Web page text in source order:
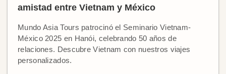
amistad entre Vietnam y México
Mundo Asia Tours patrocinó el Seminario Vietnam-
México 2025 en Hanói, celebrando 50 años de
relaciones. Descubre Vietnam con nuestros viajes
personalizados.